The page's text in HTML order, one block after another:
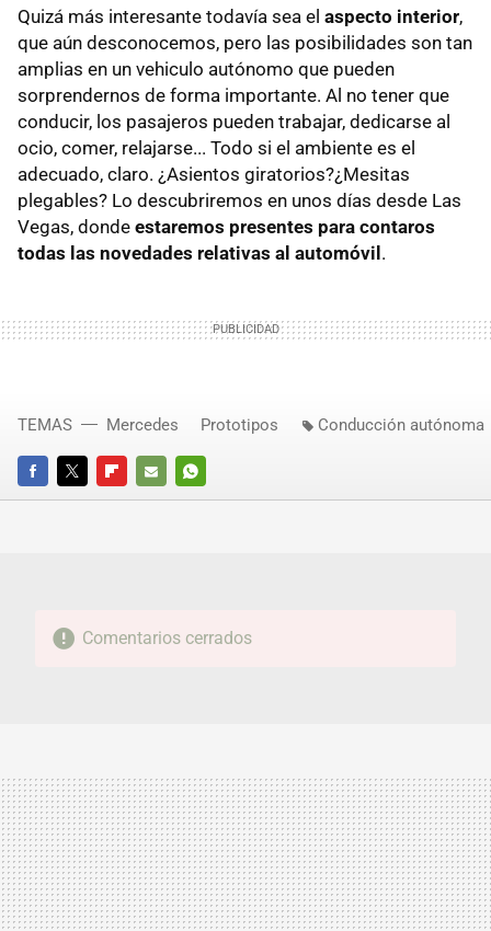
Quizá más interesante todavía sea el aspecto interior,
que aún desconocemos, pero las posibilidades son tan
amplias en un vehiculo autónomo que pueden
sorprendernos de forma importante. Al no tener que
conducir, los pasajeros pueden trabajar, dedicarse al
ocio, comer, relajarse... Todo si el ambiente es el
adecuado, claro. ¿Asientos giratorios?¿Mesitas
plegables? Lo descubriremos en unos días desde Las
Vegas, donde estaremos presentes para contaros
todas las novedades relativas al automóvil.
FACEBOOKTWITTERFLIPBOARD
E-
WHATSAPP
TEMAS Mercedes Prototipos Conducción autónoma
Comentarios cerrados